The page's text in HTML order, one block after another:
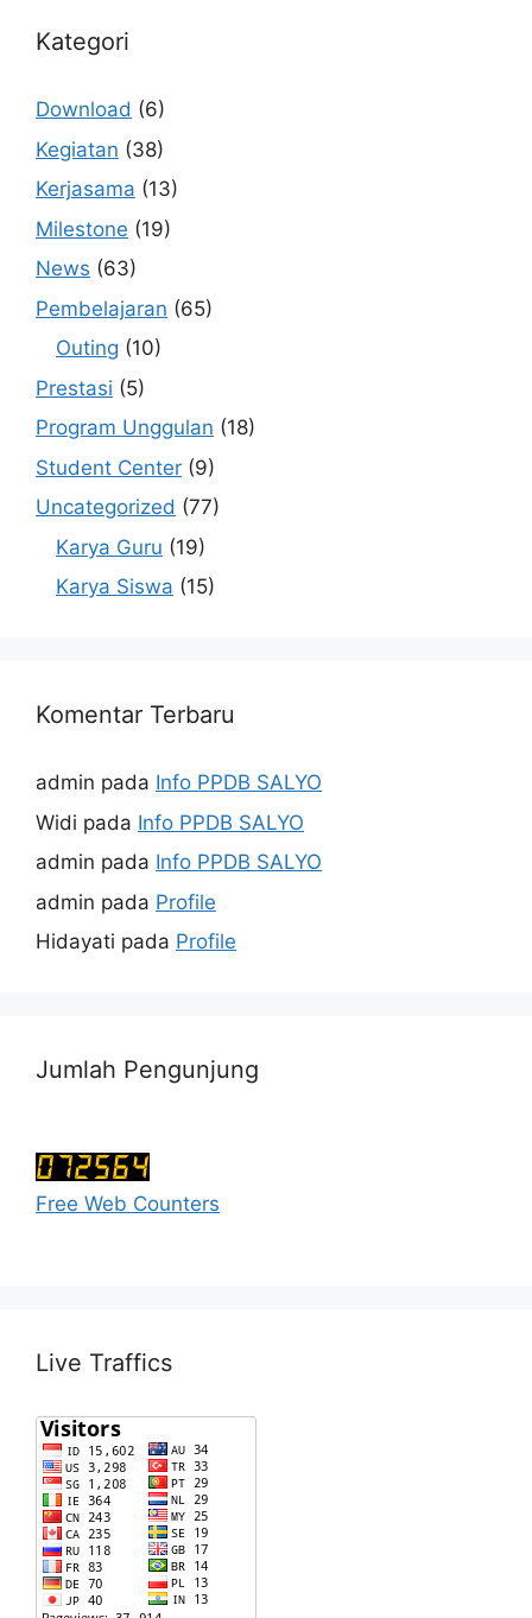
Kategori
Download (6)
Kegiatan (38)
Kerjasama (13)
Milestone (19)
News (63)
Pembelajaran (65)
Outing (10)
Prestasi (5)
Program Unggulan (18)
Student Center (9)
Uncategorized (77)
Karya Guru (19)
Karya Siswa (15)
Komentar Terbaru
admin pada Info PPDB SALYO
Widi pada Info PPDB SALYO
admin pada Info PPDB SALYO
admin pada Profile
Hidayati pada Profile
Jumlah Pengunjung
Free Web Counters
Live Traffics